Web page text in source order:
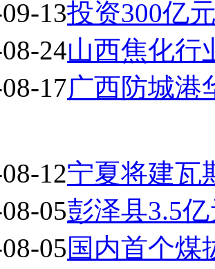
13投资300亿
24山西焦化行
17广西防城港
12宁夏将建瓦
05彭泽县3.5
05国内首个煤